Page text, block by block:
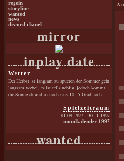
regeln
storyline
wanted
news
discord chanel
mirror
inplay date
Wetter
Der Herbst ist langsam zu spueren der Sommer geht
langsam vorbei, es ist teils neblig, jedoch kommt
die Sonne ab und an noch raus 10-15 Grad noch.
Spielzeitraum
01.09.1997 - 30.11.1997
mondkalender 1997
wanted